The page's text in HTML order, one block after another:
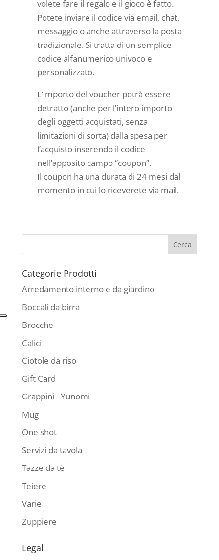
volete fare il regalo e il gioco è fatto.
Potete inviare il codice via email, chat,
messaggio o anche attraverso la posta
tradizionale. Si tratta di un semplice
codice alfanumerico univoco e
personalizzato.
L’importo del voucher potrà essere
detratto (anche per l’intero importo
degli oggetti acquistati, senza
limitazioni di sorta) dalla spesa per
l’acquisto inserendo il codice
nell’apposito campo “coupon”.
Il coupon ha una durata di 24 mesi dal
momento in cui lo riceverete via mail.
Categorie Prodotti
Arredamento interno e da giardino
Boccali da birra
Brocche
Calici
Ciotole da riso
Gift Card
Grappini - Yunomi
Mug
One shot
Servizi da tavola
Tazze da tè
Teiere
Varie
Zuppiere
Legal